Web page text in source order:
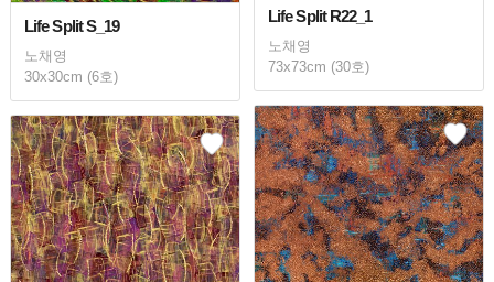
Life Split R22_1
노채영
73x73cm (30호)
Life Split S_19
노채영
30x30cm (6호)